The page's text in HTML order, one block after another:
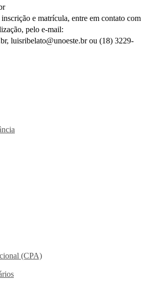
e matrícula, entre em contato com
pelo e-mail:
luisribelato@unoeste.br ou (18) 3229-
(CPA)